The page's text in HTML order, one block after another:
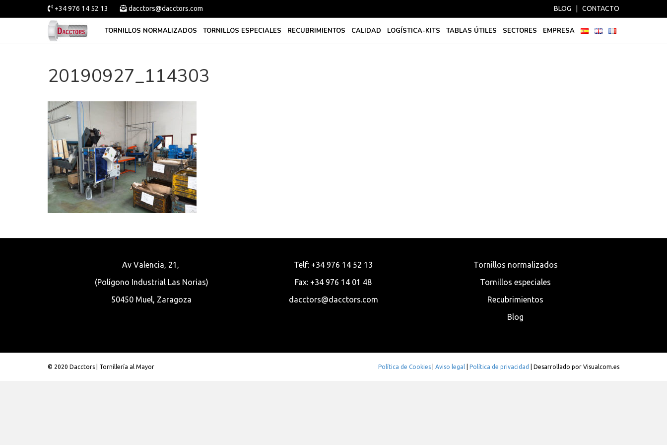
+34 976 14 52 13 dacctors@dacctors.com BLOG CONTACTO
TORNILLOS NORMALIZADOS TORNILLOS ESPECIALES RECUBRIMIENTOS CALIDAD LOGÍSTICA-KITS TABLAS ÚTILES SECTORES EMPRESA
20190927_114303
Av Valencia, 21,
(Polígono Industrial Las Norias)
50450 Muel, Zaragoza
Telf: +34 976 14 52 13
Fax: +34 976 14 01 48
dacctors@dacctors.com
Tornillos normalizados
Tornillos especiales
Recubrimientos
Blog
© 2020 Dacctors | Tornillería al Mayor Política de Cookies Aviso legal Política de privacidad | Desarrollado por Visualcom.es